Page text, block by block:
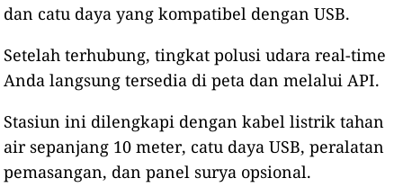
dan catu daya yang kompatibel dengan USB.
Setelah terhubung, tingkat polusi udara real-time
Anda langsung tersedia di peta dan melalui API.
Stasiun ini dilengkapi dengan kabel listrik tahan
air sepanjang 10 meter, catu daya USB, peralatan
pemasangan, dan panel surya opsional.